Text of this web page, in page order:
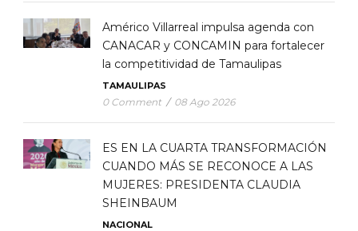
Américo Villarreal impulsa agenda con
CANACAR y CONCAMIN para fortalecer
la competitividad de Tamaulipas
TAMAULIPAS
0 Comment / 08 Ago 2026
ES EN LA CUARTA TRANSFORMACIÓN
CUANDO MÁS SE RECONOCE A LAS
MUJERES: PRESIDENTA CLAUDIA
SHEINBAUM
NACIONAL